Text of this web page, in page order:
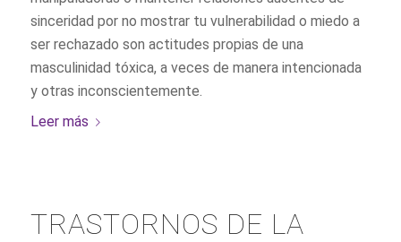
sinceridad por no mostrar tu vulnerabilidad o miedo a
ser rechazado son actitudes propias de una
masculinidad tóxica, a veces de manera intencionada
y otras inconscientemente.
Leer más
TRASTORNOS DE LA